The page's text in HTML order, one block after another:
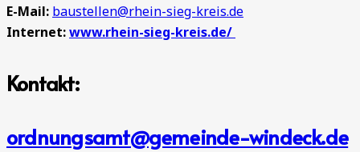
E-Mail: baustellen@rhein-sieg-kreis.de
Internet:www.rhein-sieg-kreis.de/
Kontakt:
ordnungsamt@gemeinde-windeck.de